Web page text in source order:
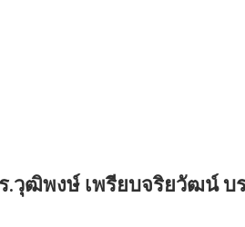
ฒิพงษ์ เพรียบจริยวัฒน์ บ